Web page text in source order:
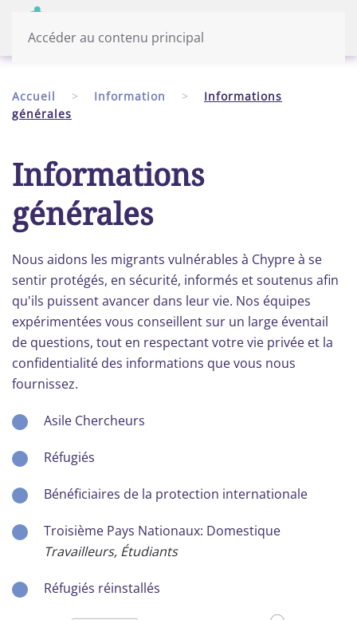
Accéder au contenu principal
Accueil Information
Informations
générales
Informations
générales
Nous aidons les migrants vulnérables à Chypre à se
sentir protégés, en sécurité, informés et soutenus afin
qu'ils puissent avancer dans leur vie. Nos équipes
expérimentées vous conseillent sur un large éventail
de questions, tout en respectant votre vie privée et la
confidentialité des informations que vous nous
fournissez.
Asile Chercheurs
Réfugiés
Bénéficiaires de la protection internationale
Troisième Pays Nationaux: Domestique
Travailleurs, Étudiants
Réfugiés réinstallés